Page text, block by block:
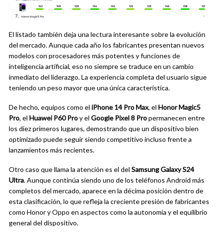
El listado también deja una lectura interesante sobre la evolución
del mercado. Aunque cada año los fabricantes presentan nuevos
modelos con procesadores más potentes y funciones de
inteligencia artificial, eso no siempre se traduce en un cambio
inmediato del liderazgo. La experiencia completa del usuario sigue
teniendo un peso mayor que una única característica.
De hecho, equipos como el iPhone 14 Pro Max, el Honor Magic5
Pro, el Huawei P60 Proy el Google Pixel 8 Propermanecen entre
los diez primeros lugares, demostrando que un dispositivo bien
optimizado puede seguir siendo competitivo incluso frente a
lanzamientos más recientes.
Otro caso que llama la atención es el del Samsung Galaxy S24
Ultra. Aunque continúa siendo uno de los teléfonos Android más
completos del mercado, aparece en la décima posición dentro de
esta clasificación, lo que refleja la creciente presión de fabricantes
como Honor y Oppo en aspectos como la autonomía y el equilibrio
general del dispositivo.